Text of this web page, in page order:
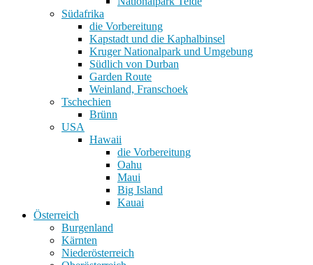
Südafrika
die Vorbereitung
Kapstadt und die Kaphalbinsel
Kruger Nationalpark und Umgebung
Südlich von Durban
Garden Route
Weinland, Franschoek
Tschechien
Brünn
USA
Hawaii
die Vorbereitung
Oahu
Maui
Big Island
Kauai
Österreich
Burgenland
Kärnten
Niederösterreich